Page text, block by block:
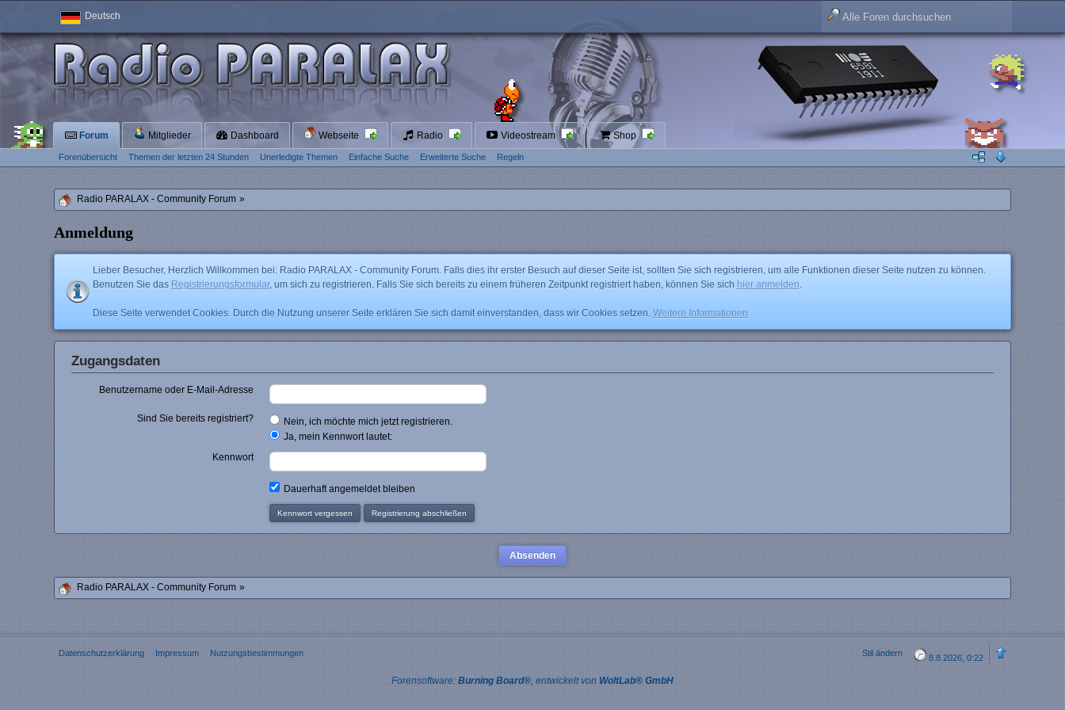
Deutsch
Forum Mitglieder Dashboard Webseite Radio Videostream Shop
Forenübersicht Themen der letzten 24 Stunden Unerledigte Themen Einfache Suche Erweiterte Suche Regeln
Radio PARALAX - Community Forum »
Anmeldung
Lieber Besucher, Herzlich Willkommen bei: Radio PARALAX - Community Forum. Falls dies ihr erster Besuch auf dieser Seite ist, sollten Sie sich registrieren, um alle Funktionen dieser Seite nutzen zu können.
Benutzen Sie das Registrierungsformular, um sich zu registrieren. Falls Sie sich bereits zu einem früheren Zeitpunkt registriert haben, können Sie sich hier anmelden.
Diese Seite verwendet Cookies. Durch die Nutzung unserer Seite erklären Sie sich damit einverstanden, dass wir Cookies setzen. Weitere Informationen
Zugangsdaten
Benutzername oder E-Mail-Adresse
Sind Sie bereits registriert?
Nein, ich möchte mich jetzt registrieren.
Ja, mein Kennwort lautet:
Kennwort
Dauerhaft angemeldet bleiben
Kennwort vergessen Registrierung abschließen
Radio PARALAX - Community Forum »
Datenschutzerklärung Impressum Nutzungsbestimmungen 8.8.2026, 0:22
Stil ändern
Forensoftware:Burning Board®, entwickelt vonWoltLab® GmbH